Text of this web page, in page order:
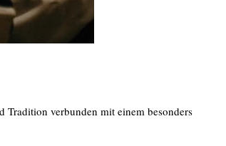
Tradition verbunden mit einem besonders